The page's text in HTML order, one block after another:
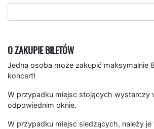
O ZAKUPIE BILETÓW
Jedna osoba może zakupić maksymalnie
koncert!
W przypadku miejsc stojących wystarczy
odpowiednim oknie.
W przypadku miejsc siedzących, należy